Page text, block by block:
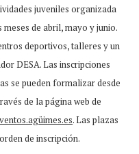
juveniles organizada
de abril, mayo y junio.
deportivos, talleres y un
DESA. Las inscripciones
se pueden formalizar desde
de la página web de
. Las plazas
de inscripción.